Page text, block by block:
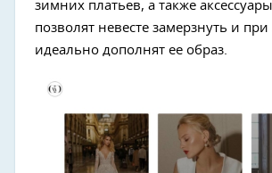
зимних платьев, а также
позволят невесте замерзнуть и при
идеально дополнят ее образ.